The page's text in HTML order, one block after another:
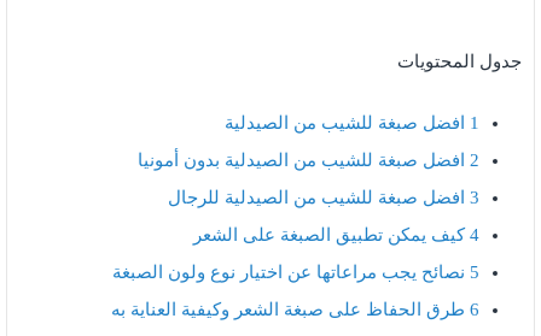
جدول المحتويات
1 افضل صبغة للشيب من الصيدلية
2 افضل صبغة للشيب من الصيدلية بدون أمونيا
3 افضل صبغة للشيب من الصيدلية للرجال
4كيف يمكن تطبيق الصبغة على الشعر
5 نصائح يجب مراعاتها عن اختيار نوع ولون الصبغة
6 طرق الحفاظ على صبغة الشعر وكيفية العناية به